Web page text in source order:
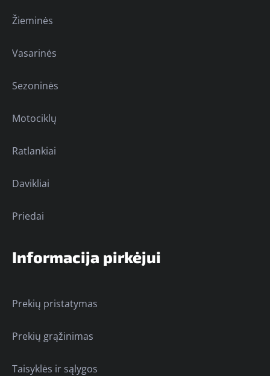
Žieminės
Vasarinės
Sezoninės
Motociklų
Ratlankiai
Davikliai
Priedai
Informacija pirkėjui
Prekių pristatymas
Prekių grąžinimas
Taisyklės ir sąlygos